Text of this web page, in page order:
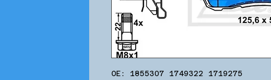
OE: 1855307 1749322 1719275